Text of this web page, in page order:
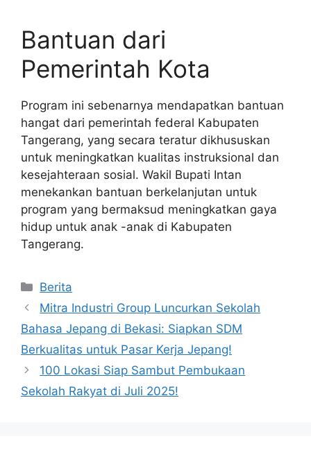
Bantuan dari
Pemerintah Kota
Program ini sebenarnya mendapatkan bantuan
hangat dari pemerintah federal Kabupaten
Tangerang, yang secara teratur dikhususkan
untuk meningkatkan kualitas instruksional dan
kesejahteraan sosial. Wakil Bupati Intan
menekankan bantuan berkelanjutan untuk
program yang bermaksud meningkatkan gaya
hidup untuk anak -anak di Kabupaten
Tangerang.
Kategori
Berita
Mitra Industri Group Luncurkan Sekolah
Bahasa Jepang di Bekasi: Siapkan SDM
Berkualitas untuk Pasar Kerja Jepang!
100 Lokasi Siap Sambut Pembukaan
Sekolah Rakyat di Juli 2025!